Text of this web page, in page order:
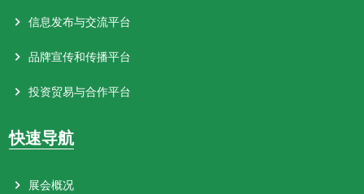
信息发布与交流平台
品牌宣传和传播平台
投资贸易与合作平台
快速导航
展会概况